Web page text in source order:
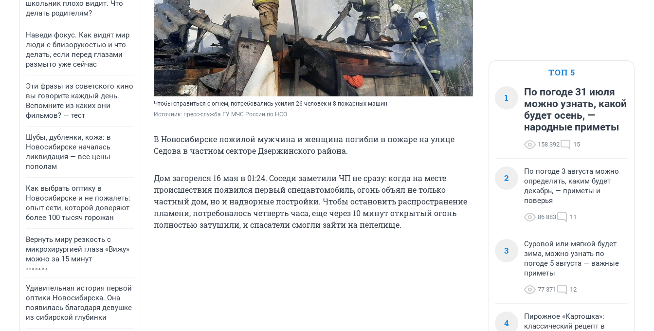
школьник плохо видит. Что
делать родителям?
Наведи фокус. Как видят мир
люди с близорукостью и что
делать, если перед глазами
размыто уже сейчас
Эти фразы из советского кино
вы говорите каждый день.
Вспомните из каких они
фильмов? — тест
Шубы, дубленки, кожа: в
Новосибирске началась
ликвидация — все цены
пополам
Как выбрать оптику в
Новосибирске и не пожалеть:
опыт сети, которой доверяют
более 100 тысяч горожан
Вернуть миру резкость с
микрохирургией глаза «Вижу»
можно за 15 минут
Удивительная история первой
оптики Новосибирска. Она
появилась благодаря девушке
из сибирской глубинки
Чтобы справиться с огнем, потребовались усилия 26 человек и 8 пожарных машин
Источник: пресс-служба ГУ МЧС России по НСО
В Новосибирске пожилой мужчина и женщина погибли в пожаре на улице
Седова в частном секторе Дзержинского района.
Дом загорелся 16 мая в 01:24. Соседи заметили ЧП не сразу: когда на месте
происшествия появился первый спецавтомобиль, огонь объял не только
частный дом, но и надворные постройки. Чтобы остановить распространение
пламени, потребовалось четверть часа, еще через 10 минут открытый огонь
полностью затушили, и спасатели смогли зайти на пепелище.
ТОП 5
1
По погоде 31 июля
можно узнать, какой
будет осень, —
народные приметы
158 392 15
2
По погоде 3 августа можно
определить, каким будет
декабрь, — приметы и
поверья
86 883 11
3
Суровой или мягкой будет
зима, можно узнать по
погоде 5 августа — важные
приметы
77 371 12
4
Пирожное «Картошка»:
классический рецепт в